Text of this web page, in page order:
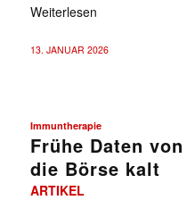
Weiterlesen
13. JANUAR 2026
Immuntherapie
Frühe Daten
die Börse kalt
ARTIKEL